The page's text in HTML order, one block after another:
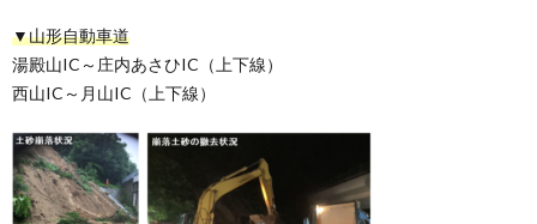
▼山形自動車道
湯殿山IC～庄内あさひIC（上下線）
西山IC～月山IC（上下線）